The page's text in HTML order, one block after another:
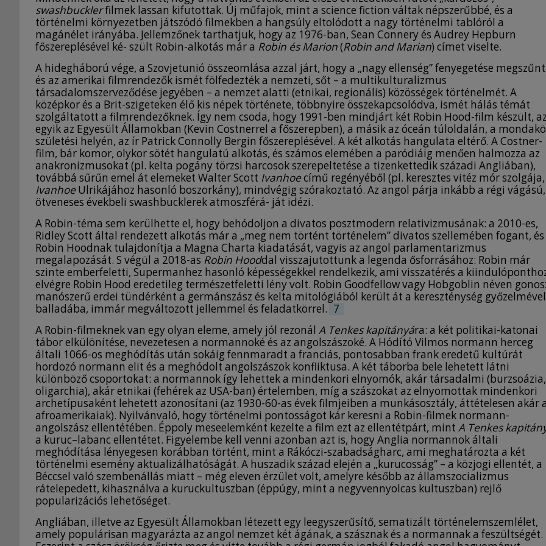
swashbucklerfilmek lassan kifutottak. Új műfajok, mint a science fiction váltak népszerűbbé, és a
történelmi környezetben játszódó filmekben a hangsúly eltolódott a nagy történelmi tablóról a
magánélet irányába. Jellemzőnek tarthatjuk, hogy az 1976-ban, Sean Connery és Audrey Hepburn
főszereplésével ké- szült Robin-alkotás már a Robin és Marion(Robin and Marian) címet viselte.
A hidegháború vége, a Szovjetunió összeomlása azzal járt, hogy a „nagy ellenség” fenyegetése
és az amerikai filmrendezők ismét fölfedezték a nemzeti, sőt – a multikulturalizmus
társadalomszerveződése jegyében – a nemzet alatti (etnikai, regionális) közösségek történelmét. A
középkor és a Brit-szigeteken élő kis népek története, többnyire összekapcsolódva, ismét hálás témát
szolgáltatott a filmrendezőknek. Így nem csoda, hogy 1991-ben mindjárt két Robin Hood-film készült, az
egyik az Egyesült Államokban (Kevin Costnerrel a főszerepben), a másik az óceán túloldalán, a
születési helyén, az ír Patrick Connolly Bergin főszereplésével. A két alkotás hangulata eltérő. A Costner-
film, bár komor, olykor sötét hangulatú alkotás, és számos elemében a paródiáig menően halmozza az
anakronizmusokat (pl. kelta pogány törzsi harcosok szerepeltetése a tizenkettedik századi Angliában),
továbbá sűrűn emel át elemeket Walter Scott Ivanhoecímű regényéből (pl. keresztes vitéz mór szolgája,
IvanhoeUlrikájához hasonló boszorkány), mindvégig szórakoztató. Az angol párja inkább a régi vágású,
ötveneses évekbeli swashbucklerek atmoszférá- ját idézi.
A Robin-téma sem kerülhette el, hogy behódoljon a divatos posztmodern relativizmusának: a 2010-es,
Ridley Scott által rendezett alkotás már a „meg nem történt történelem” divatos szellemében fogant, és
Robin Hoodnak tulajdonítja a Magna Charta kiadatását, vagyis az angol parlamentarizmus
megalapozását. S végül a 2018-as Robin Hooddal visszajutottunk a legenda ősforrásához: Robin már
szinte emberfeletti, Supermanhez hasonló képességekkel rendelkezik, ami visszatérés a
elvégre Robin Hood eredetileg természetfeletti lény volt. Robin Goodfellow vagy Hobgoblin néven
manószerű erdei tündérként a germán­szász és kelta mitológiából került át a kereszténység
balladába, immár megváltozott jellemmel és feladatkörrel. 7
A Robin-filmeknek van egy olyan eleme, amely jól rezonál A Tenkes kapitányára: a két politikai-katonai
tábor elkülönítése, nevezetesen a normannoké és az angolszászoké. A Hódító Vilmos normann herceg
általi 1066-os meghódítás után sokáig fennmaradt a franciás, pontosabban frank eredetű kultúrát
hordozó normann elit és a meghódolt angolszászok konfliktusa. A két táborba bele lehetett látni
különböző csoportokat: a normannok így lehettek a mindenkori elnyomók, akár társadalmi (burzsoázia,
oligarchia), akár etnikai (fehérek az USA-ban) értelemben, míg a szászokat az elnyomottak mindenkori
archetípusaként lehetett azonosítani (az 1930-60-as évek filmjeiben a munkásosztály, áttételesen akár
afroamerikaiak). Nyilvánvaló, hogy történelmi pontosságot kár keresni a Robin-filmek normann­
angolszász ellentétében. Éppoly meseelemként kezelte a film ezt az ellentétpárt, mint A Tenkes
a kuruc–labanc ellentétet. Figyelembe kell venni azonban azt is, hogy Anglia normannok általi
meghódítása lényegesen korábban történt, mint a Rákóczi-szabadságharc, ami meghatározta a két
történelmi esemény aktualizálhatóságát. A huszadik század elején a „kurucosság” – a közjogi ellentét, a
Béccsel való szembenállás miatt – még eleven érzület volt, amelyre később az államszocializmus
rátelepedett, kihasználva a kuruckultuszban (éppúgy, mint a negyvennyolcas kultuszban) rejlő
popularizációs lehetőséget.
Angliában, illetve az Egyesült Államokban létezett egy leegyszerűsítő, sematizált történelemszemlélet,
amely populárisan magyarázta az angol nemzet két ágának, a szásznak és a normannak a feszültségét.